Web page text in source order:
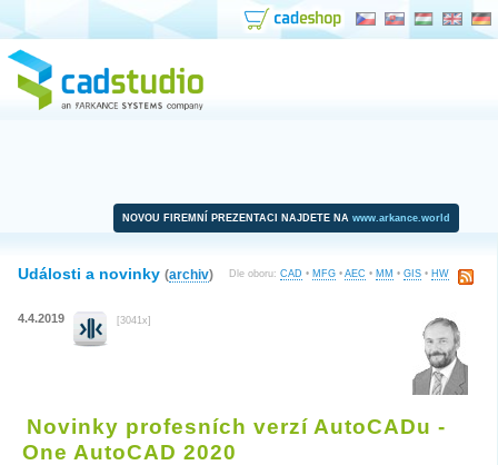
NOVOU FIREMNÍ PREZENTACI NAJDETE NA www.arkance.world
Dle oboru: CAD • MFG • AEC • MM • GIS • HW
Události a novinky (archiv)
4.4.2019 [3041x]
Novinky profesních verzí AutoCADu -
One AutoCAD 2020